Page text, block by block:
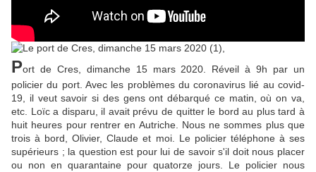
Port de Cres, dimanche 15 mars 2020. Réveil à 9h par un
policier du port. Avec les problèmes du coronavirus lié au covid-
19, il veut savoir si des gens ont débarqué ce matin, où on va,
etc. Loïc a disparu, il avait prévu de quitter le bord au plus tard à
huit heures pour rentrer en Autriche. Nous ne sommes plus que
trois à bord, Olivier, Claude et moi. Le policier téléphone à ses
supérieurs ; la question est pour lui de savoir s'il doit nous placer
ou non en quarantaine pour quatorze jours. Le policier nous